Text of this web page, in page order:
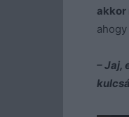
akkor
– Jaj,